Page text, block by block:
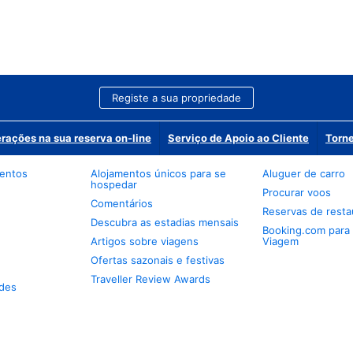
Registe a sua propriedade
na sua reserva on-line Serviço de Apoio ao Cliente
Alojamentos únicos para se
hospedar
Comentários
Descubra as estadias mensais
Artigos sobre viagens
Ofertas sazonais e festivas
Traveller Review Awards
Aluguer de carro
Procurar voos
Reservas de
Booking.com
Viagem